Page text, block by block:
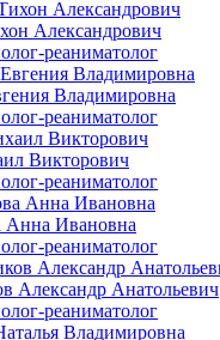
Александрович
реаниматолог
Владимировна
реаниматолог
Викторович
реаниматолог
Анна Ивановна
реаниматолог
Александр Анатольевич
реаниматолог